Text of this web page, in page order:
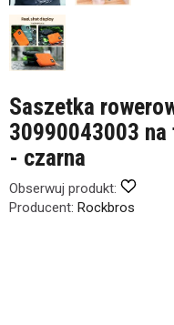
Saszetka
30990043003
- czarna
Obserwuj produkt:
Producent: Rockbros